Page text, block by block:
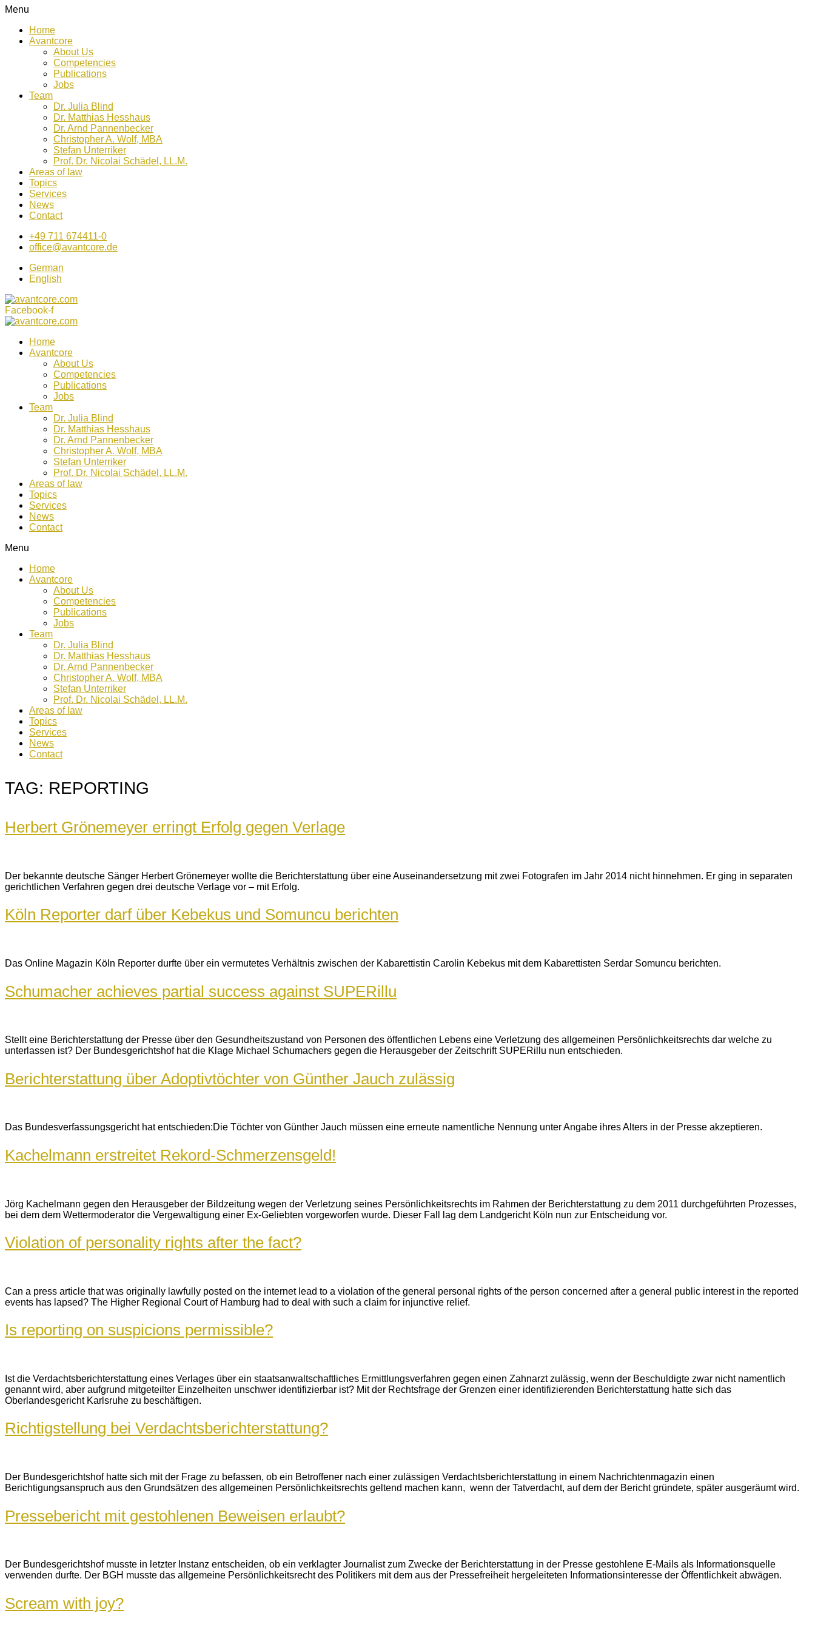
Menu
Home
Avantcore
About Us
Competencies
Publications
Jobs
Team
Dr. Julia Blind
Dr. Matthias Hesshaus
Dr. Arnd Pannenbecker
Christopher A. Wolf, MBA
Stefan Unterriker
Prof. Dr. Nicolai Schädel, LL.M.
Areas of law
Topics
Services
News
Contact
+49 711 674411-0
office@avantcore.de
German
English
Facebook-f
Home
Avantcore
About Us
Competencies
Publications
Jobs
Team
Dr. Julia Blind
Dr. Matthias Hesshaus
Dr. Arnd Pannenbecker
Christopher A. Wolf, MBA
Stefan Unterriker
Prof. Dr. Nicolai Schädel, LL.M.
Areas of law
Topics
Services
News
Contact
Menu
Home
Avantcore
About Us
Competencies
Publications
Jobs
Team
Dr. Julia Blind
Dr. Matthias Hesshaus
Dr. Arnd Pannenbecker
Christopher A. Wolf, MBA
Stefan Unterriker
Prof. Dr. Nicolai Schädel, LL.M.
Areas of law
Topics
Services
News
Contact
TAG: REPORTING
Herbert Grönemeyer erringt Erfolg gegen Verlage
Der bekannte deutsche Sänger Herbert Grönemeyer wollte die Berichterstattung über eine Auseinandersetzung mit zwei Fotografen im Jahr 2014 nicht hinnehmen. Er ging in separaten
gerichtlichen Verfahren gegen drei deutsche Verlage vor – mit Erfolg.
Köln Reporter darf über Kebekus und Somuncu berichten
Das Online Magazin Köln Reporter durfte über ein vermutetes Verhältnis zwischen der Kabarettistin Carolin Kebekus mit dem Kabarettisten Serdar Somuncu berichten.
Schumacher achieves partial success against SUPERillu
Stellt eine Berichterstattung der Presse über den Gesundheitszustand von Personen des öffentlichen Lebens eine Verletzung des allgemeinen Persönlichkeitsrechts dar welche zu
unterlassen ist? Der Bundesgerichtshof hat die Klage Michael Schumachers gegen die Herausgeber der Zeitschrift SUPERillu nun entschieden.
Berichterstattung über Adoptivtöchter von Günther Jauch zulässig
Das Bundesverfassungsgericht hat entschieden:Die Töchter von Günther Jauch müssen eine erneute namentliche Nennung unter Angabe ihres Alters in der Presse akzeptieren.
Kachelmann erstreitet Rekord-Schmerzensgeld!
Jörg Kachelmann gegen den Herausgeber der Bildzeitung wegen der Verletzung seines Persönlichkeitsrechts im Rahmen der Berichterstattung zu dem 2011 durchgeführten Prozesses,
bei dem dem Wettermoderator die Vergewaltigung einer Ex-Geliebten vorgeworfen wurde. Dieser Fall lag dem Landgericht Köln nun zur Entscheidung vor.
Violation of personality rights after the fact?
Can a press article that was originally lawfully posted on the internet lead to a violation of the general personal rights of the person concerned after a general public interest in the reported
events has lapsed? The Higher Regional Court of Hamburg had to deal with such a claim for injunctive relief.
Is reporting on suspicions permissible?
Ist die Verdachtsberichterstattung eines Verlages über ein staatsanwaltschaftliches Ermittlungsverfahren gegen einen Zahnarzt zulässig, wenn der Beschuldigte zwar nicht namentlich
genannt wird, aber aufgrund mitgeteilter Einzelheiten unschwer identifizierbar ist? Mit der Rechtsfrage der Grenzen einer identifizierenden Berichterstattung hatte sich das
Oberlandesgericht Karlsruhe zu beschäftigen.
Richtigstellung bei Verdachtsberichterstattung?
Der Bundesgerichtshof hatte sich mit der Frage zu befassen, ob ein Betroffener nach einer zulässigen Verdachtsberichterstattung in einem Nachrichtenmagazin einen
Berichtigungsanspruch aus den Grundsätzen des allgemeinen Persönlichkeitsrechts geltend machen kann, wenn der Tatverdacht, auf dem der Bericht gründete, später ausgeräumt wird.
Pressebericht mit gestohlenen Beweisen erlaubt?
Der Bundesgerichtshof musste in letzter Instanz entscheiden, ob ein verklagter Journalist zum Zwecke der Berichterstattung in der Presse gestohlene E-Mails als Informationsquelle
verwenden durfte. Der BGH musste das allgemeine Persönlichkeitsrecht des Politikers mit dem aus der Pressefreiheit hergeleiteten Informationsinteresse der Öffentlichkeit abwägen.
Scream with joy?